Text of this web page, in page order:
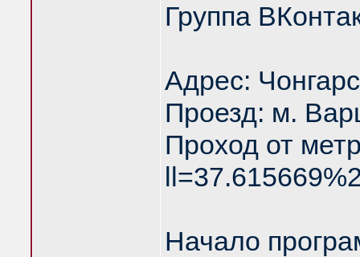
Группа
Адрес:
Проезд: м.
Проход от
Начало